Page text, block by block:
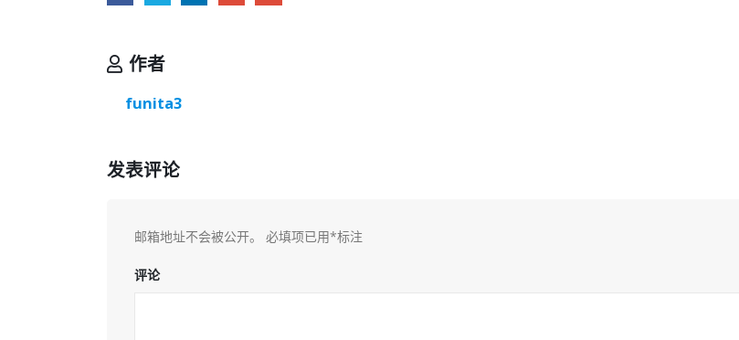
作者
funita3
发表评论
邮箱地址不会被公开。 必填项已用*标注
评论